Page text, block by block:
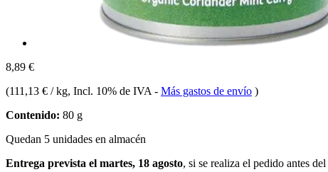
8,89 €
(111,13 € / kg, Incl. 10% de IVA - Más gastos de envío )
Contenido: 80 g
Quedan 5 unidades en almacén
Entrega prevista el martes, 18 agosto, si se realiza el pedido antes del